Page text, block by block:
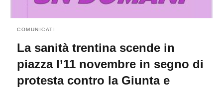
COMUNICATI
La sanità trentina scende in
piazza l’11 novembre in segno di
protesta contro la Giunta e